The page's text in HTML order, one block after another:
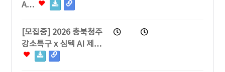
A…
[모집중] 2026 충북청주
강소특구 x 심텍 AI 제…